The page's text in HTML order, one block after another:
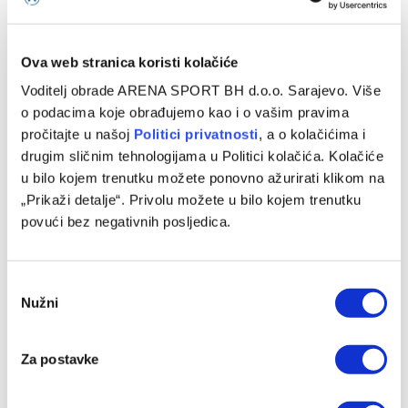
Ova web stranica koristi kolačiće
Voditelj obrade ARENA SPORT BH d.o.o. Sarajevo. Više
o podacima koje obrađujemo kao i o vašim pravima
pročitajte u našoj Politici privatnosti, a o kolačićima i
drugim sličnim tehnologijama u Politici kolačića. Kolačiće
u bilo kojem trenutku možete ponovno ažurirati klikom na
„Prikaži detalje“. Privolu možete u bilo kojem trenutku
povući bez negativnih posljedica.
Selection
Nužni
Za postavke
nakon Svjetskog prvenstva
22/07/2026
Dobri nastupi reprezentativaca Bosne i Hercegovine na
Svjetskom prvenstvu u Sjevernoj Americi odrazili su se i na
njihove tržišne vrijednosti.…